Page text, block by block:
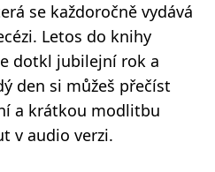
se každoročně vydává
Letos do knihy
dotkl jubilejní rok a
den si můžeš přečíst
a krátkou modlitbu
v audio verzi.